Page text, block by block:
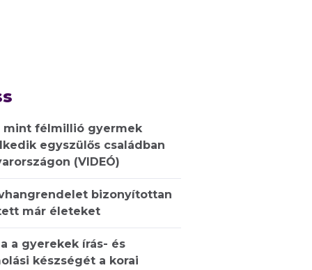
mint félmillió gyermek
egyszülős családban
(VIDEÓ)
bizonyítottan
már életeket
a gyerekek írás- és
készségét a korai